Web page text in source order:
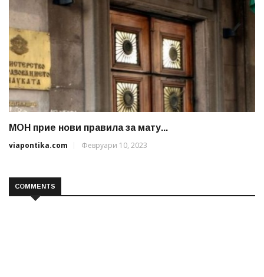
МОН прие нови правила за мату...
viapontika.com
Февруари 10, 2023
COMMENTS